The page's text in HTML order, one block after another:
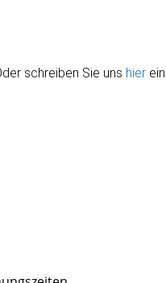
schreiben Sie uns hier